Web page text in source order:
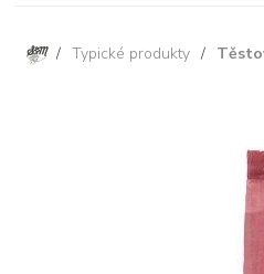
/ Typické produkty /